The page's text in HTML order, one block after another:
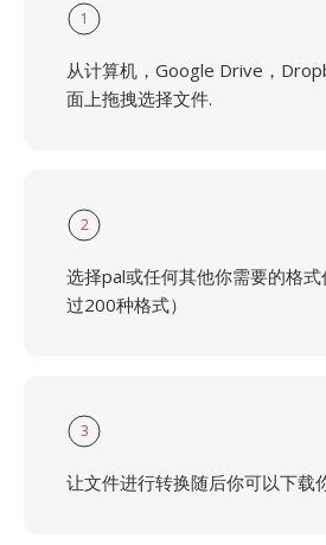
1
从计算机，Google Drive，
面上拖拽选择文件.
2
选择pal或任何其他你需要的格
过200种格式）
3
让文件进行转换随后你可以下载